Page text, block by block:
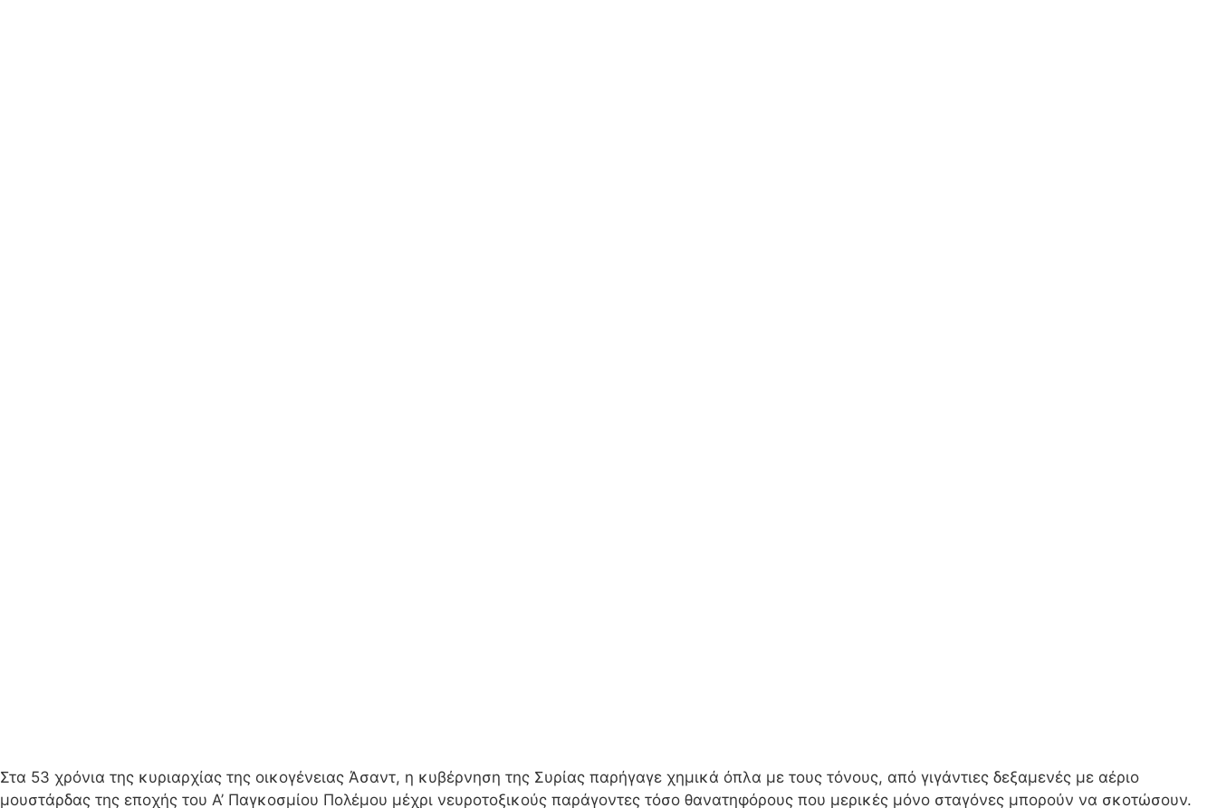
Στα 53 χρόνια της κυριαρχίας της οικογένειας Άσαντ, η κυβέρνηση της Συρίας παρήγαγε χημικά όπλα με τους τόνους, από γιγάντιες δεξαμενές με αέριο
μουστάρδας της εποχής του Α’ Παγκοσμίου Πολέμου μέχρι νευροτοξικούς παράγοντες τόσο θανατηφόρους που μερικές μόνο σταγόνες μπορούν να σκοτώσουν.